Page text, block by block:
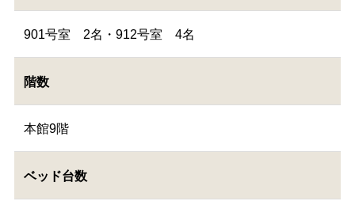
901号室 2名・912号室 4名
階数
本館9階
ベッド台数